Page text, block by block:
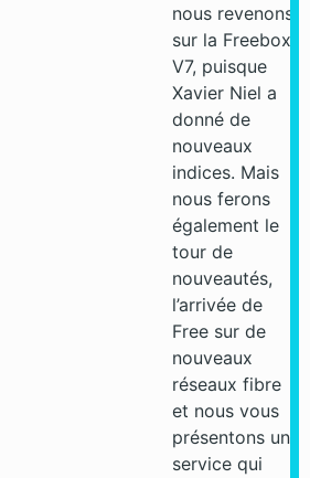
nous revenons
sur la Freebox
V7, puisque
Xavier Niel a
donné de
nouveaux
indices. Mais
nous ferons
également le
tour de
nouveautés,
l’arrivée de
Free sur de
nouveaux
réseaux fibre
et nous vous
présentons un
service qui